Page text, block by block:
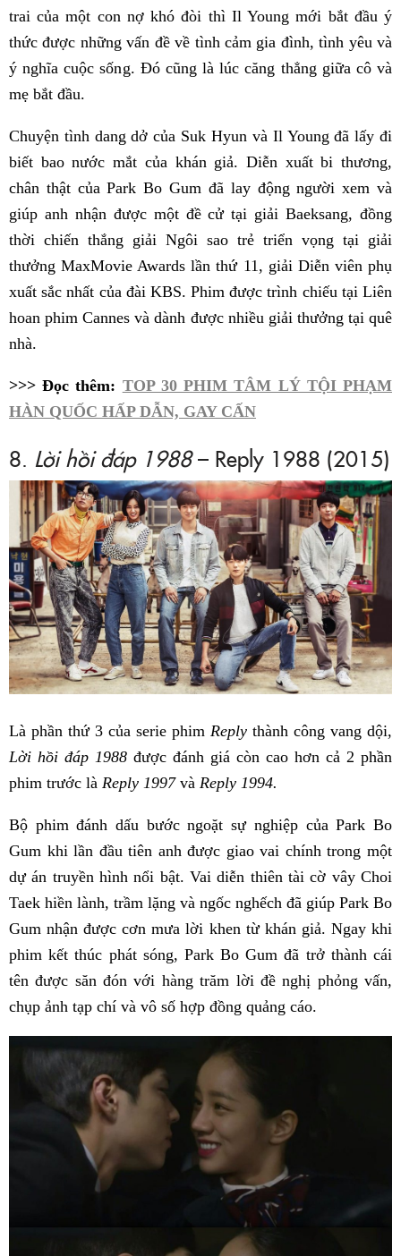
trai của một con nợ khó đòi thì Il Young mới bắt đầu ý
thức được những vấn đề về tình cảm gia đình, tình yêu và
ý nghĩa cuộc sống. Đó cũng là lúc căng thẳng giữa cô và
mẹ bắt đầu.
Chuyện tình dang dở của Suk Hyun và Il Young đã lấy đi
biết bao nước mắt của khán giả. Diễn xuất bi thương,
chân thật của Park Bo Gum đã lay động người xem và
giúp anh nhận được một đề cử tại giải Baeksang, đồng
thời chiến thắng giải Ngôi sao trẻ triển vọng tại giải
thưởng MaxMovie Awards lần thứ 11, giải Diễn viên phụ
xuất sắc nhất của đài KBS. Phim được trình chiếu tại Liên
hoan phim Cannes và dành được nhiều giải thưởng tại quê
nhà.
>>> Đọc thêm: TOP 30 PHIM TÂM LÝ TỘI PHẠM
HÀN QUỐC HẤP DẪN, GAY CẤN
8. Lời hồi đáp 1988– Reply 1988 (2015)
Là phần thứ 3 của serie phim Reply thành công vang dội,
Lời hồi đáp 1988 được đánh giá còn cao hơn cả 2 phần
phim trước là Reply 1997và Reply 1994.
Bộ phim đánh dấu bước ngoặt sự nghiệp của Park Bo
Gum khi lần đầu tiên anh được giao vai chính trong một
dự án truyền hình nổi bật. Vai diễn thiên tài cờ vây Choi
Taek hiền lành, trầm lặng và ngốc nghếch đã giúp Park Bo
Gum nhận được cơn mưa lời khen từ khán giả. Ngay khi
phim kết thúc phát sóng, Park Bo Gum đã trở thành cái
tên được săn đón với hàng trăm lời đề nghị phỏng vấn,
chụp ảnh tạp chí và vô số hợp đồng quảng cáo.